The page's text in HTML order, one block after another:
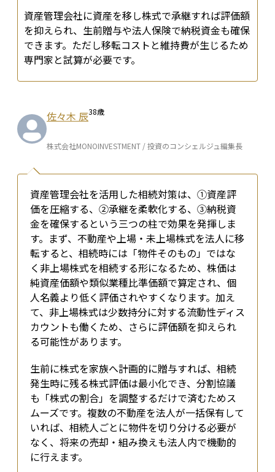
資産管理会社に資産を移し株式で承継すれば評価額
を抑えられ、生前贈与や法人保険で納税資金も確保
できます。ただし移転コストと維持費が生じるため
専門家と試算が必要です。
佐々木 辰38歳
株式会社MONOINVESTMENT / 投資のコンシェルジュ編集長
資産管理会社を活用した相続対策は、①資産評
価を圧縮する、②承継を柔軟化する、③納税資
金を確保する――という三つの柱で効果を発揮しま
す。まず、不動産や上場・未上場株式を法人に移
転すると、相続時には「物件そのもの」ではな
く非上場株式を相続する形になるため、株価は
純資産価額や類似業種比準価額で算定され、個
人名義より低く評価されやすくなります。加え
て、非上場株式は少数持分に対する流動性ディス
カウントも働くため、さらに評価額を抑えられ
る可能性があります。
生前に株式を家族へ計画的に贈与すれば、相続
発生時に残る株式評価は最小化でき、分割協議
も「株式の割合」を調整するだけで済むためス
ムーズです。複数の不動産を法人が一括保有して
いれば、相続人ごとに物件を切り分ける必要が
なく、将来の売却・組み換えも法人内で機動的
に行えます。